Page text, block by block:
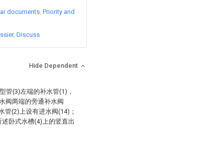
documents Priority and
Discuss
Hide Dependent
管(3)左端的补水管(1)，
阀两端的旁通补水阀
管(2)上设有进水阀(14)；
卧式水槽(4)上的竖直出